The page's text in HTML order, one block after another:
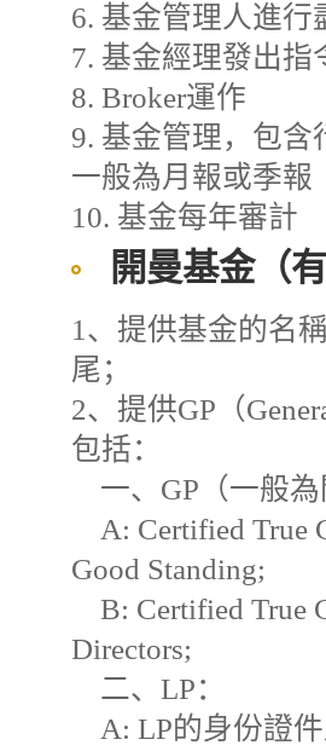
6. 基金管理人進行
7. 基金經理發出指
8. Broker運作
9. 基金管理，包含
一般為月報或季報
10. 基金每年審計
開曼基金（
1、提供基金的名
尾；
2、提供GP（
包括：
一、GP（一般
A: Certified True
Good Standing;
B: Certified True
Directors;
二、LP：
A: LP的身份證